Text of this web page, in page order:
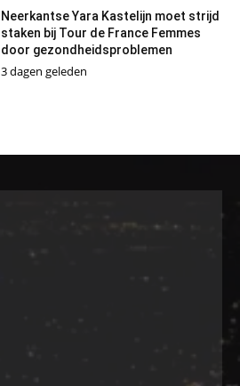
Neerkantse Yara Kastelijn moet strijd
staken bij Tour de France Femmes
door gezondheidsproblemen
3 dagen geleden